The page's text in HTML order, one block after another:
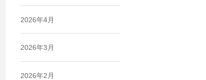
2026年4月
2026年3月
2026年2月